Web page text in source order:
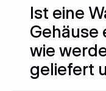
Ist eine
Gehäuse
wie
geliefert